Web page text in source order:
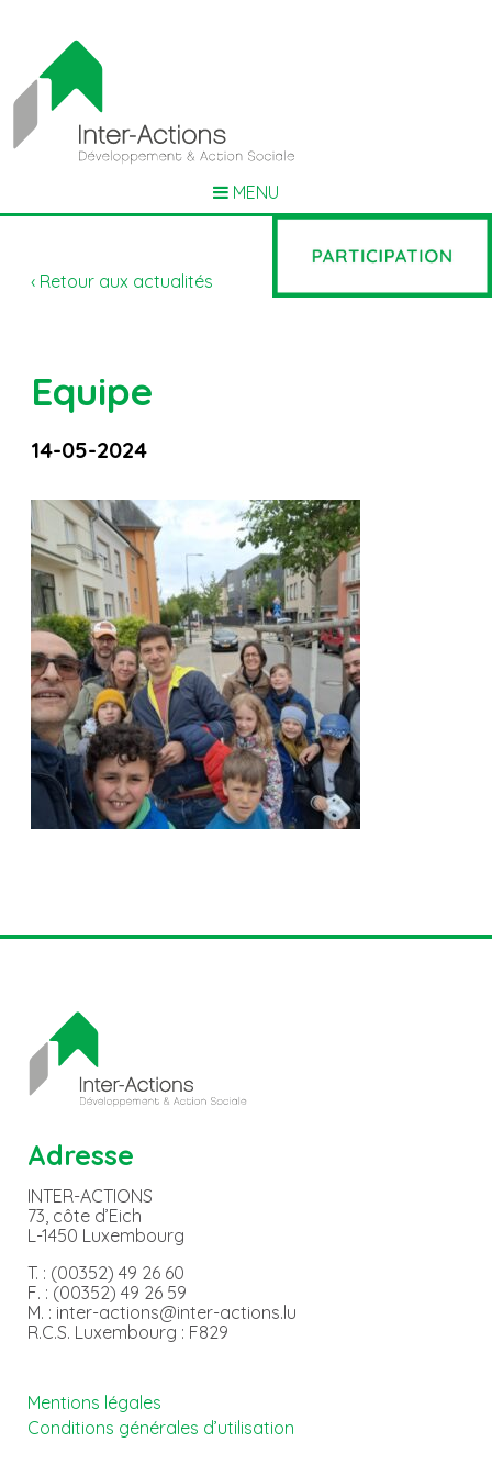
MENU
‹ Retour aux actualités
Equipe
14-05-2024
Adresse
INTER-ACTIONS
73, côte d’Eich
L-1450 Luxembourg
T. : (00352) 49 26 60
F. : (00352) 49 26 59
M. : inter-actions@inter-actions.lu
R.C.S. Luxembourg : F829
Mentions légales
Conditions générales d’utilisation